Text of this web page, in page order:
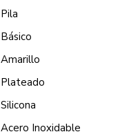
Pila
Básico
Amarillo
Plateado
Silicona
Acero Inoxidable